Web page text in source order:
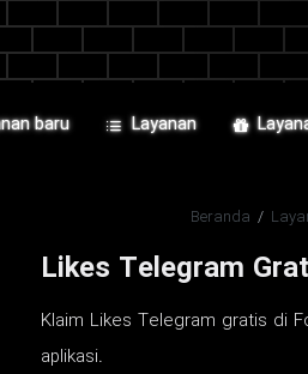
baru Layanan
Beranda /
Likes Telegram
Klaim Likes Telegram gratis di
aplikasi.